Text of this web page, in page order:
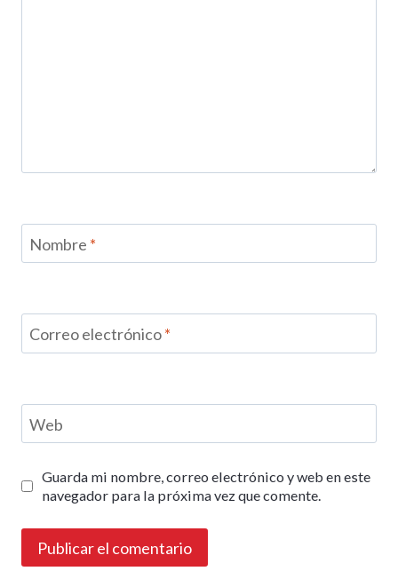
Nombre *
Correo electrónico*
Web
Guarda mi nombre, correo electrónico y web en este
navegador para la próxima vez que comente.